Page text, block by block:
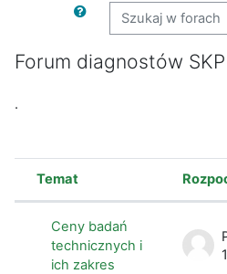
Szukaj w forach
Forum diagnostów SKP
.
Lista dyskusji.
Status
Temat
Ceny badań
technicznych i
ich zakres